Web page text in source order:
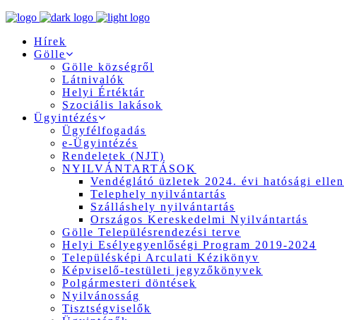
Hírek
Gölle
Gölle községről
Látnivalók
Helyi Értéktár
Szociális lakások
Ügyintézés
Ügyfélfogadás
e-Ügyintézés
Rendeletek (NJT)
NYILVÁNTARTÁSOK
Vendéglátó üzletek 2024. évi hatósági
Telephely nyilvántartás
Szálláshely nyilvántartás
Országos Kereskedelmi Nyilvántartás
Gölle Településrendezési terve
Helyi Esélyegyenlőségi Program 2019-2024
Településképi Arculati Kézikönyv
Képviselő-testületi jegyzőkönyvek
Polgármesteri döntések
Nyilvánosság
Tisztségviselők